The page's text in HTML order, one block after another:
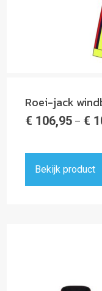
Roei-jack
€ 106,95 – €
Bekijk product